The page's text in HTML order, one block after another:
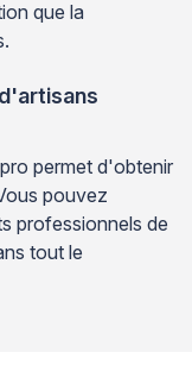
que la
permet d'obtenir
pouvez
professionnels de
tout le